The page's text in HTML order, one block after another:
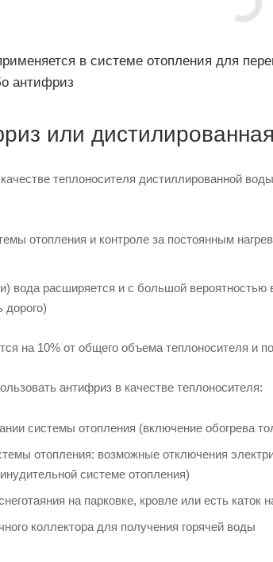
в системе отопления для
антифриз
или
теплоносителя дистиллированной
отопления и контроле за постоянным
вода расширяется и с большой
дорого)
на 10% от общего объема теплоносителя и
антифриз в качестве теплоносителя:
системы отопления (включение обогрева
отопления: возможные отключения
системе отопления)
на парковке, кровле или есть
коллектора для получения горячей воды